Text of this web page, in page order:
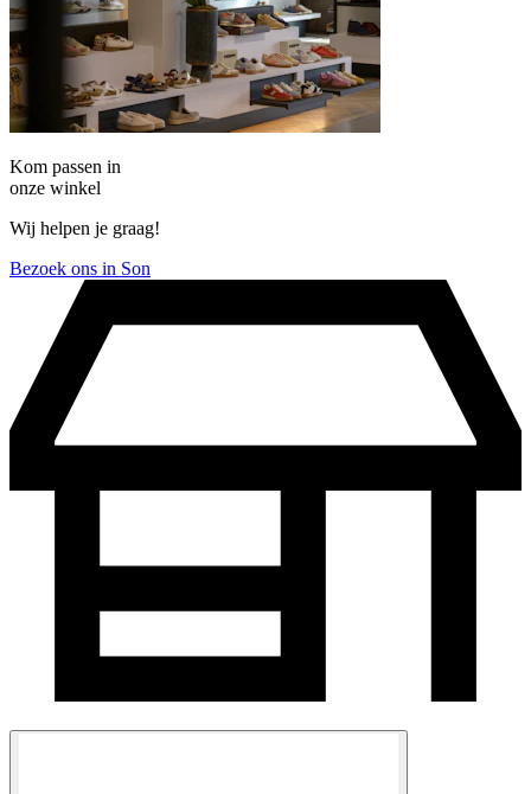
Kom passen in
onze winkel
Wij helpen je graag!
Bezoek ons in Son